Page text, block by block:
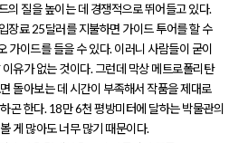
의 질을 높이는 데 경쟁적으로 뛰어들고 있다.
장료 25달러를 지불하면 가이드 투어를 할 수
가이드를 들을 수 있다. 이러니 사람들이 굳이
유가 없는 것이다. 그런데 막상 메트로폴리탄
돌아보는 데 시간이 부족해서 작품을 제대로
곤 한다. 18만 6천 평방미터에 달하는 박물관의
게 많아도 너무 많기 때문이다.